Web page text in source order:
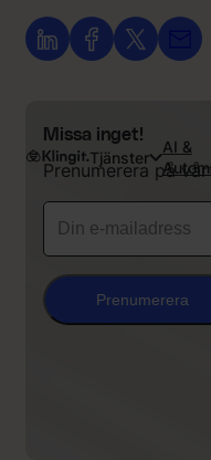
Tjänster
AI &
Missa inget!
Prenumerera på
Prenumerera